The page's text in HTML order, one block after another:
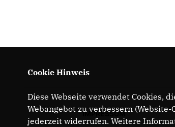
IMPRESSUM
Cookie Hinweis
Diese Webseite verwendet Cookies,
Webangebot zu verbessern
jederzeit widerrufen. Weitere